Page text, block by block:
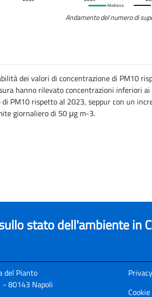
Andamento del numero di
dei valori di concentrazione di PM10
hanno rilevato concentrazioni inferiori
PM10 rispetto al 2023, seppur con un
giornaliero di 50 μg m-3.
stato dell'ambiente in
del Pianto
- 80143 Napoli